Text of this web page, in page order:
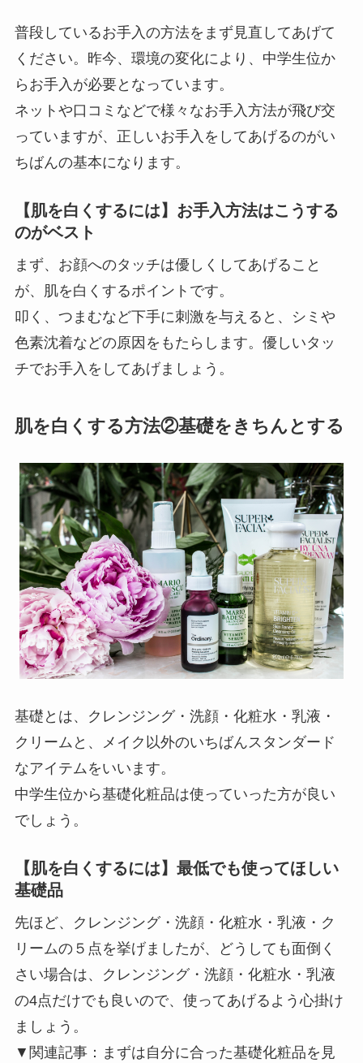
普段しているお手入の方法をまず見直してあげて
ください。昨今、環境の変化により、中学生位か
らお手入が必要となっています。
ネットや口コミなどで様々なお手入方法が飛び交
っていますが、正しいお手入をしてあげるのがい
ちばんの基本になります。
【肌を白くするには】お手入方法はこうする
のがベスト
まず、お顔へのタッチは優しくしてあげること
が、肌を白くするポイントです。
叩く、つまむなど下手に刺激を与えると、シミや
色素沈着などの原因をもたらします。優しいタッ
チでお手入をしてあげましょう。
肌を白くする方法②基礎をきちんとする
基礎とは、クレンジング・洗顔・化粧水・乳液・
クリームと、メイク以外のいちばんスタンダード
なアイテムをいいます。
中学生位から基礎化粧品は使っていった方が良い
でしょう。
【肌を白くするには】最低でも使ってほしい
基礎品
先ほど、クレンジング・洗顔・化粧水・乳液・ク
リームの５点を挙げましたが、どうしても面倒く
さい場合は、クレンジング・洗顔・化粧水・乳液
の4点だけでも良いので、使ってあげるよう心掛け
ましょう。
▼関連記事：まずは自分に合った基礎化粧品を見